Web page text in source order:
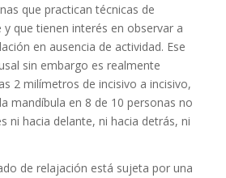
que practican técnicas de
que tienen interés en observar a
en ausencia de actividad. Ese
sin embargo es realmente
2 milímetros de incisivo a incisivo,
mandíbula en 8 de 10 personas no
ni hacia delante, ni hacia detrás, ni
de relajación está sujeta por una